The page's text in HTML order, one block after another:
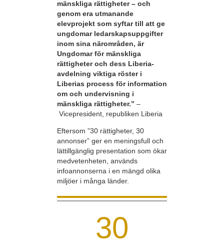
mänskliga rättigheter – och
genom era utmanande
elevprojekt som syftar till att ge
ungdomar ledarskapsuppgifter
inom sina närområden, är
Ungdomar för mänskliga
rättigheter och dess Liberia-
avdelning viktiga röster i
Liberias process för information
om och undervisning i
mänskliga rättigheter.” –
Vicepresident, republiken Liberia
Eftersom ”30 rättigheter, 30
annonser” ger en meningsfull och
lättillgänglig presentation som ökar
medvetenheten, används
infoannonserna i en mängd olika
miljöer i många länder.
30